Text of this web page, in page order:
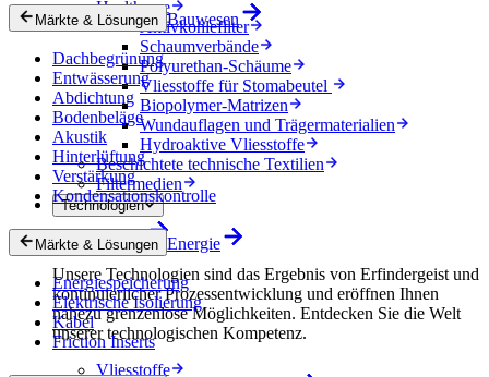
Healthcare
Aktivkohlefilter
Schaumverbände
Polyurethan-Schäume
Vliesstoffe für Stomabeutel
Biopolymer-Matrizen
Wundauflagen und Trägermaterialien
Hydroaktive Vliesstoffe
Beschichtete technische Textilien
Filtermedien
Technologien
Technologien
Unsere Technologien sind das Ergebnis von Erfindergeist und
kontinuierlicher Prozessentwicklung und eröffnen Ihnen
nahezu grenzenlose Möglichkeiten. Entdecken Sie die Welt
unserer technologischen Kompetenz.
Vliesstoffe
Märkte & Lösungen Bauwesen
Dachbegrünung
Entwässerung
Abdichtung
Bodenbeläge
Akustik
Hinterlüftung
Verstärkung
Kondensationskontrolle
Märkte & Lösungen Energie
Energiespeicherung
Elektrische Isolierung
Kabel
Friction Inserts